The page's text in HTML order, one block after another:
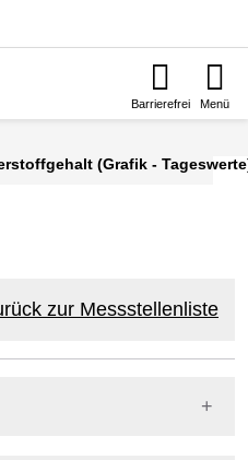
Barrierefrei Menü
(Grafik -
zur Messstellenliste